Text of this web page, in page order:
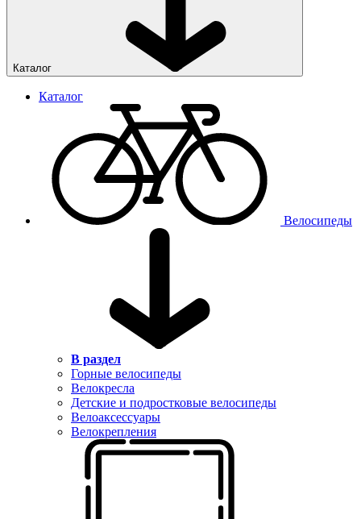
Каталог
Каталог
Велосипеды
В раздел
Горные велосипеды
Велокресла
Детские и подростковые велосипеды
Велоаксессуары
Велокрепления